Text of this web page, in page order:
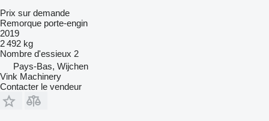
Prix sur demande
Remorque porte-engin
2019
2 492 kg
Nombre d'essieux 2
Pays-Bas, Wijchen
Vink Machinery
Contacter le vendeur